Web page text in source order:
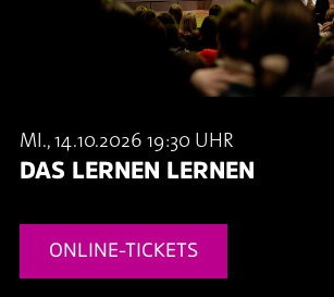
MI., 14.10.2026 19:30 UHR
DAS LERNEN LERNEN
ONLINE-TICKETS